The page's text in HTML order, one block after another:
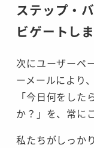
ステップ・
ビゲートしま
次にユーザーペ
ーメールにより
「今日何をし
か？」を、常に
私たちがしっか